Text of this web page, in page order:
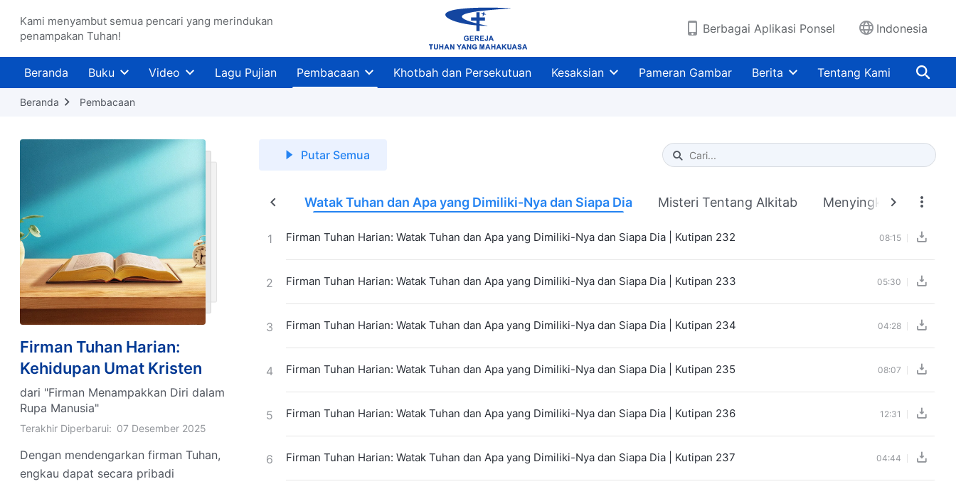
Kami menyambut semua pencari yang merindukan
penampakan Tuhan!
Berbagai Aplikasi Ponsel Indonesia
Beranda Buku Video Lagu Pujian Pembacaan Khotbah dan Persekutuan Kesaksian Pameran Gambar Berita Tentang Kami
Beranda Pembacaan
Firman Tuhan Harian:
Kehidupan Umat Kristen
dari "Firman Menampakkan Diri dalam
Rupa Manusia"
Terakhir Diperbarui: 07 Desember 2025
Dengan mendengarkan firman Tuhan,
engkau dapat secara pribadi
Putar Semua
Type 1 or more characters for results.
Inkarnasi Mengenal Pekerjaan Tuhan Watak Tuhan dan Apa yang Dimiliki-Nya dan Siapa Dia Misteri Tentang Alkitab Menyingkapkan
1 Firman Tuhan Harian: Watak Tuhan dan Apa yang Dimiliki-Nya dan Siapa Dia | Kutipan 232 08:15
2 Firman Tuhan Harian: Watak Tuhan dan Apa yang Dimiliki-Nya dan Siapa Dia | Kutipan 233 05:30
3 Firman Tuhan Harian: Watak Tuhan dan Apa yang Dimiliki-Nya dan Siapa Dia | Kutipan 234 04:28
4 Firman Tuhan Harian: Watak Tuhan dan Apa yang Dimiliki-Nya dan Siapa Dia | Kutipan 235 08:07
5 Firman Tuhan Harian: Watak Tuhan dan Apa yang Dimiliki-Nya dan Siapa Dia | Kutipan 236 12:31
6 Firman Tuhan Harian: Watak Tuhan dan Apa yang Dimiliki-Nya dan Siapa Dia | Kutipan 237 04:44